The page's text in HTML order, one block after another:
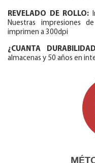
REVELADO DE ROLLO:
Nuestras impresiones
imprimen a 300dpi
¿CUANTA
almacenas y 50 años en